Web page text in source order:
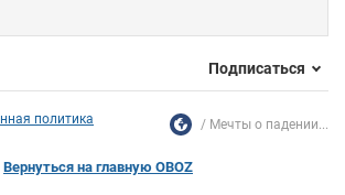
Подписаться
политика Мечты о падении...
Вернуться на главную OBOZ